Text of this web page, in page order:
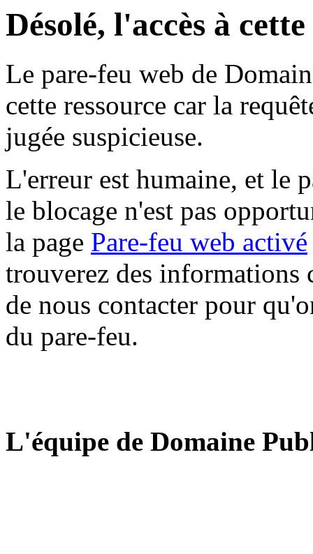
Désolé, l'accès à
Le pare-feu web de
cette ressource car la
jugée suspicieuse.
L'erreur est humaine, et le
le blocage n'est pas
la page Pare-feu web activé
trouverez des informations
de nous contacter pour
du pare-feu.
L'équipe de Domaine